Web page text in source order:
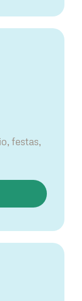
festas,